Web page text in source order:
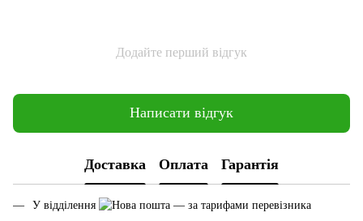
Додайте перший відгук
Написати відгук
Доставка Оплата Гарантія
У відділення
— за тарифами перевізника